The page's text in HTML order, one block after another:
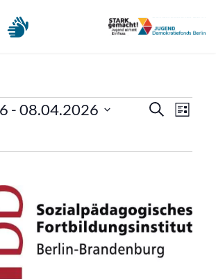
Suche
Liste
- 08.04.2026